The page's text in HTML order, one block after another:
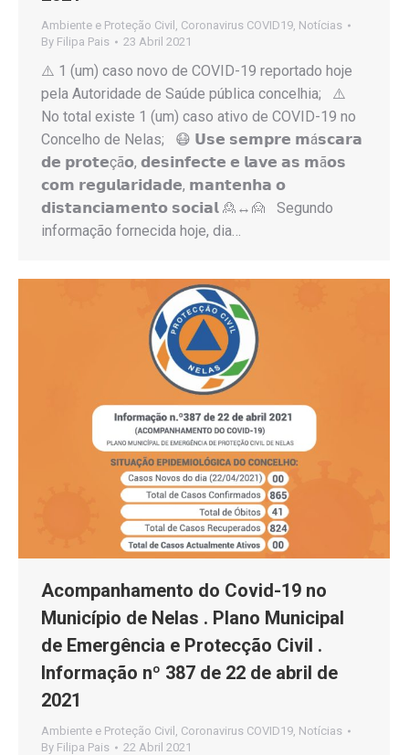
Ambiente e Proteção Civil Coronavirus COVID19 Notícias
By Filipa Pais 23 Abril 2021
⚠️ 1 (um) caso novo de COVID-19 reportado hoje
pela Autoridade de Saúde pública concelhia; ⚠️
No total existe 1 (um) caso ativo de COVID-19 no
Concelho de Nelas; 😷 𝗨𝘀𝗲 𝘀𝗲𝗺𝗽𝗿𝗲 𝗺á𝘀𝗰𝗮𝗿𝗮
𝗱𝗲 𝗽𝗿𝗼𝘁𝗲çã𝗼, 𝗱𝗲𝘀𝗶𝗻𝗳𝗲𝗰𝘁𝗲 𝗲 𝗹𝗮𝘃𝗲 𝗮𝘀 𝗺ã𝗼𝘀
𝗰𝗼𝗺 𝗿𝗲𝗴𝘂𝗹𝗮𝗿𝗶𝗱𝗮𝗱𝗲, 𝗺𝗮𝗻𝘁𝗲𝗻𝗵𝗮 𝗼
𝗱𝗶𝘀𝘁𝗮𝗻𝗰𝗶𝗮𝗺𝗲𝗻𝘁𝗼 𝘀𝗼𝗰𝗶𝗮𝗹 🙎↔️🙍 Segundo
informação fornecida hoje, dia…
Acompanhamento do Covid-19 no
Município de Nelas . Plano Municipal
de Emergência e Protecção Civil .
Informação nº 387 de 22 de abril de
2021
Ambiente e Proteção Civil Coronavirus COVID19 Notícias
By Filipa Pais 22 Abril 2021